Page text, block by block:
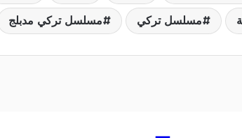
مسلسل تركي مسلسل تركي مدبلج